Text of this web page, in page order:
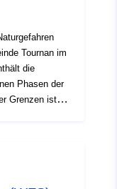
Tournan im
Phasen der
Grenzen ist,
in der